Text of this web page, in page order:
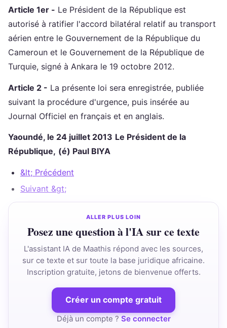
Article 1er - Le Président de la République est
autorisé à ratifier l'accord bilatéral relatif au transport
aérien entre le Gouvernement de la République du
Cameroun et le Gouvernement de la République de
Turquie, signé à Ankara le 19 octobre 2012.
Article 2 - La présente loi sera enregistrée, publiée
suivant la procédure d'urgence, puis insérée au
Journal Officiel en français et en anglais.
Yaoundé, le 24 juillet 2013 Le Président de la
République, (é) Paul BIYA
&lt; Précédent
Suivant &gt;
ALLER PLUS LOIN
Posez une question à l'IA sur ce texte
L'assistant IA de Maathis répond avec les sources,
sur ce texte et sur toute la base juridique africaine.
Inscription gratuite, jetons de bienvenue offerts.
Créer un compte gratuit
Déjà un compte ?Se connecter